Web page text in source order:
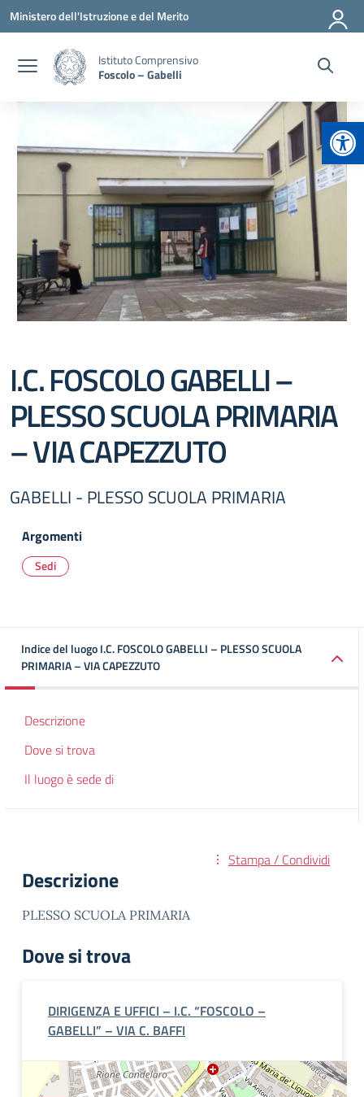
Vai ai contenuti
Vai al menu di navigazione
Vai al footer
Ministero dell'Istruzione e del Merito
Istituto Comprensivo
Foscolo – Gabelli
I.C. FOSCOLO GABELLI –
PLESSO SCUOLA PRIMARIA
– VIA CAPEZZUTO
GABELLI - PLESSO SCUOLA PRIMARIA
Argomenti
Sedi
Indice del luogo I.C. FOSCOLO GABELLI – PLESSO SCUOLA
PRIMARIA – VIA CAPEZZUTO
Descrizione
Dove si trova
Il luogo è sede di
Stampa / Condividi
Descrizione
PLESSO SCUOLA PRIMARIA
Dove si trova
DIRIGENZA E UFFICI – I.C. “FOSCOLO –
GABELLI” – VIA C. BAFFI